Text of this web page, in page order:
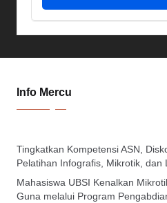
Info Mercu
Tingkatkan Kompetensi ASN,
Pelatihan Infografis, Mikrotik, dan
Mahasiswa UBSI Kenalkan
Guna melalui Program